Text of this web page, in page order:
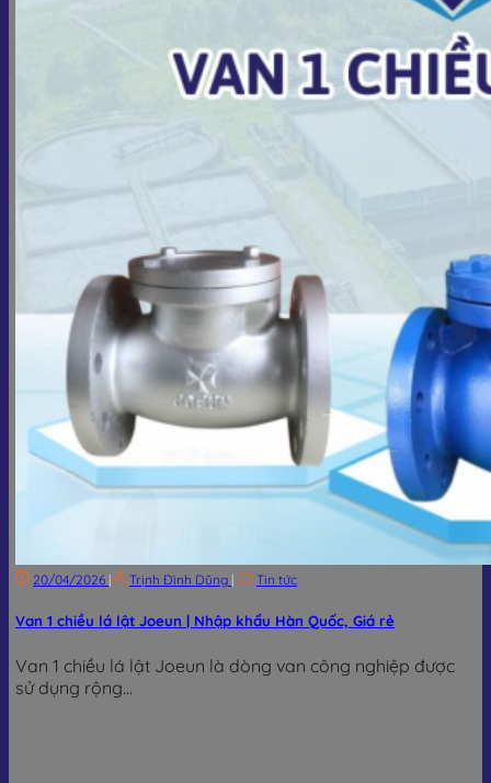
20/04/2026 | Trịnh Đình Dũng | Tin tức
Van 1 chiều lá lật Joeun | Nhập khẩu Hàn Quốc, Giá rẻ
Van 1 chiều lá lật Joeun là dòng van công nghiệp được
sử dụng rộng...